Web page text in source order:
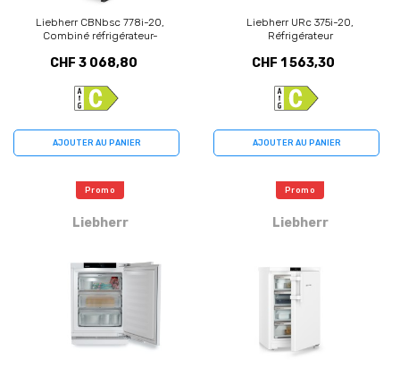
Liebherr CBNbsc 778i-20,
Combiné réfrigérateur-
CHF 3 068,80
AJOUTER AU PANIER
Liebherr URc 375i-20,
Réfrigérateur
CHF 1 563,30
AJOUTER AU PANIER
Promo
Liebherr
Promo
Liebherr